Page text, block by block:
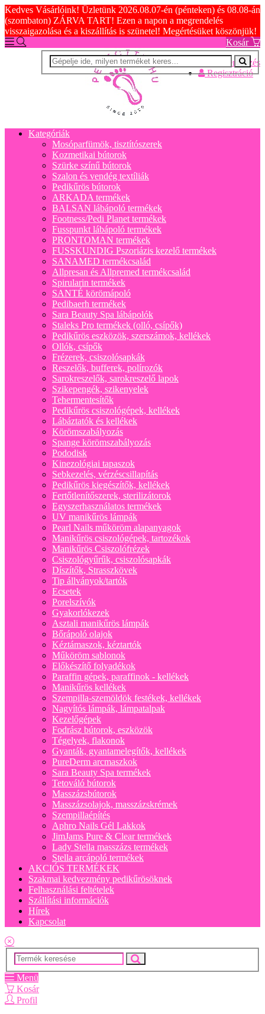
Kedves Vásárlóink! Üzletünk 2026.08.07-én (pénteken) és 08.08-án
(szombaton) ZÁRVA TART! Ezen a napon a megrendelés
visszaigazolása és a kiszállítás is szünetel! Megértésüket köszönjük!
Kosár
Bejelentkezés
Regisztráció
Kategóriák
Mosóparfümök, tisztítószerek
Kozmetikai bútorok
Szürke színű bútorok
Szalon és vendég textíliák
Pedikűrös bútorok
ARKADA termékek
BALSAN lábápoló termékek
Footness/Pedi Planet termékek
Fusspunkt lábápoló termékek
PRONTOMAN termékek
FUSSKUNDIG Pszoriázis kezelő termékek
SANAMED termékcsalád
Allpresan és Allpremed termékcsalád
Spirularin termékek
SANTÉ körömápoló
Pedibaerh termékek
Sara Beauty Spa lábápolók
Staleks Pro termékek (olló, csípők)
Pedikűrös eszközök, szerszámok, kellékek
Ollók, csípők
Frézerek, csiszolósapkák
Reszelők, bufferek, polírozók
Sarokreszelők, sarokreszelő lapok
Szikepengék, szikenyelek
Tehermentesítők
Pedikűrös csiszológépek, kellékek
Lábáztatók és kellékek
Körömszabályozás
Spange körömszabályozás
Pododisk
Kinezológiai tapaszok
Sebkezelés, vérzéscsillapítás
Pedikűrös kiegészítők, kellékek
Fertőtlenítőszerek, sterilizátorok
Egyszerhasználatos termékek
UV manikűrös lámpák
Pearl Nails műköröm alapanyagok
Manikűrös csiszológépek, tartozékok
Manikűrös Csiszolófrézek
Csiszológyűrűk, csiszolósapkák
Díszítők, Strasszkövek
Tip állványok/tartók
Ecsetek
Porelszívók
Gyakorlókezek
Asztali manikűrös lámpák
Bőrápoló olajok
Kéztámaszok, kéztartók
Műköröm sablonok
Előkészítő folyadékok
Paraffin gépek, paraffinok - kellékek
Manikűrös kellékek
Szempilla-szemöldök festékek, kellékek
Nagyítós lámpák, lámpatalpak
Kezelőgépek
Fodrász bútorok, eszközök
Tégelyek, flakonok
Gyanták, gyantamelegítők, kellékek
PureDerm arcmaszkok
Sara Beauty Spa termékek
Tetováló bútorok
Masszázsbútorok
Masszázsolajok, masszázskrémek
Szempillaépítés
Aphro Nails Gél Lakkok
JimJams Pure & Clear termékek
Lady Stella masszázs termékek
Stella arcápoló termékek
AKCIÓS TERMÉKEK
Szakmai kedvezmény pedikűrösöknek
Felhasználási feltételek
Szállítási információk
Hírek
Kapcsolat
Menü
Kosár
Profil